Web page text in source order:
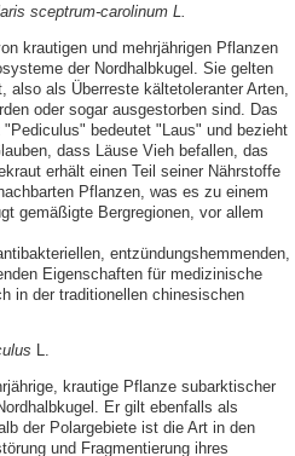
sceptrum-carolinum L.
krautigen und mehrjährigen Pflanzen
der Nordhalbkugel. Sie gelten
als Überreste kältetoleranter Arten,
oder sogar ausgestorben sind. Das
bedeutet "Laus" und bezieht
dass Läuse Vieh befallen, das
erhält einen Teil seiner Nährstoffe
Pflanzen, was es zu einem
gemäßigte Berg­regionen, vor allem
entzündungshemmenden,
Eigenschaften für medizinische
in der traditionellen chinesischen
L.
krautige Pflanze subarktischer
Er gilt ebenfalls als
der Polargebiete ist die Art in den
und Fragmentierung ihres